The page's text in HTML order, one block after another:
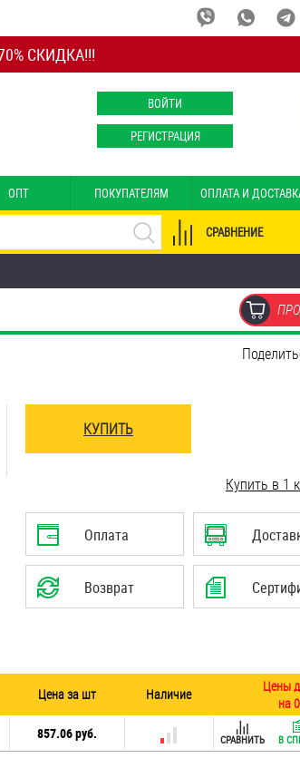
СКИДКА!!!
ВОЙТИ
РЕГИСТРАЦИЯ
ОПТ ПОКУПАТЕЛЯМ ОПЛАТА И
СРАВНЕНИЕ
КУПИТЬ
Купить в 1
Оплата
Возврат
Цена за шт Наличие
Цены
на
857.06 руб. СРАВНИТЬ В